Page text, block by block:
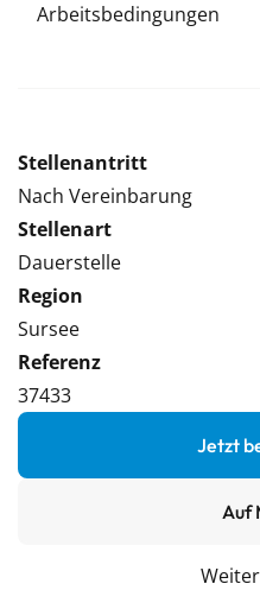
Arbeitsbedingungen
Stellenantritt
Nach Vereinbarung
Stellenart
Dauerstelle
Region
Sursee
Referenz
37433
Jetzt
Auf